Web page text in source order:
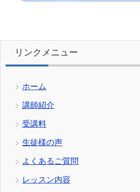
リンクメニュー
ホーム
講師紹介
受講料
生徒様の声
よくあるご質問
レッスン内容